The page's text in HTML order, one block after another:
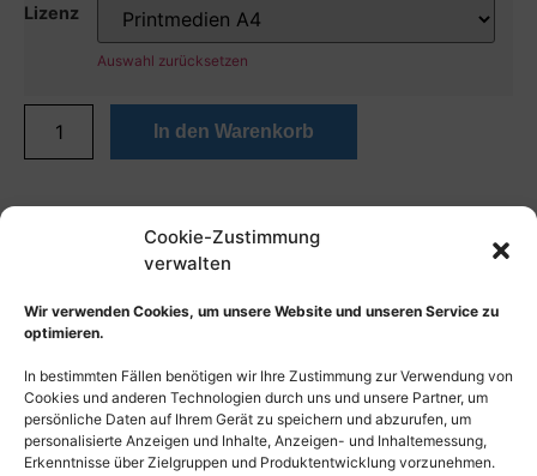
Cookie-Zustimmung
verwalten
Wir verwenden Cookies, um unsere Website und unseren Service zu
optimieren.
In bestimmten Fällen benötigen wir Ihre Zustimmung zur Verwendung von
Cookies und anderen Technologien durch uns und unsere Partner, um
persönliche Daten auf Ihrem Gerät zu speichern und abzurufen, um
personalisierte Anzeigen und Inhalte, Anzeigen- und Inhaltemessung,
Erkenntnisse über Zielgruppen und Produktentwicklung vorzunehmen.
Lizenz
Auswahl zurücksetzen
In den Warenkorb